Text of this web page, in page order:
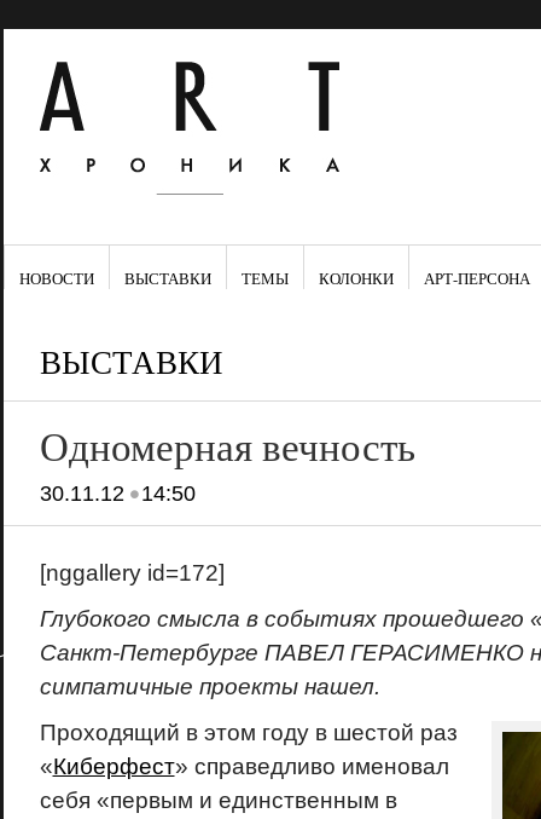
НОВОСТИ ВЫСТАВКИ ТЕМЫ КОЛОНКИ АРТ-ПЕРСОНА
ВЫСТАВКИ
Одномерная вечность
30.11.12•14:50
[nggallery id=172]
Глубокого смысла в событиях прошедшего
Санкт-Петербурге ПАВЕЛ ГЕРАСИМЕНКО
симпатичные проекты нашел.
Проходящий в этом году в шестой раз
«Киберфест» справедливо именовал
себя «первым и единственным в